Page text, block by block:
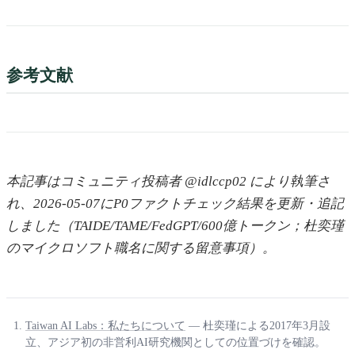
参考文献
本記事はコミュニティ投稿者 @idlccp02 により執筆さ
れ、2026-05-07にP0ファクトチェック結果を更新・追記
しました（TAIDE/TAME/FedGPT/600億トークン；杜奕瑾
のマイクロソフト職名に関する留意事項）。
Taiwan AI Labs：私たちについて — 杜奕瑾による2017年3月設
立、アジア初の非営利AI研究機関としての位置づけを確認。